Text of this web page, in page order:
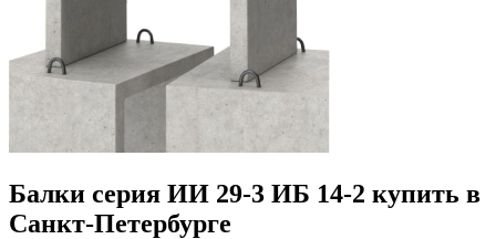
Балки серия ИИ 29-3 ИБ 14-2 купить в
Санкт-Петербурге